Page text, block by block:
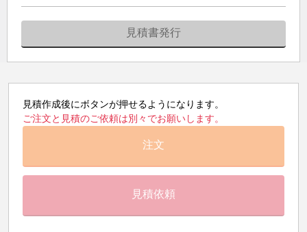
見積書発行
見積作成後にボタンが押せるようになります。
ご注文と見積のご依頼は別々でお願いします。
注文
見積依頼